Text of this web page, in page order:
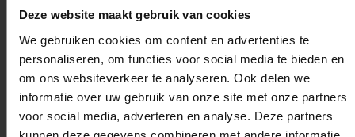
Deze website maakt gebruik van cookies
We gebruiken cookies om content en advertenties te
personaliseren, om functies voor social media te bieden en
om ons websiteverkeer te analyseren. Ook delen we
informatie over uw gebruik van onze site met onze partners
voor social media, adverteren en analyse. Deze partners